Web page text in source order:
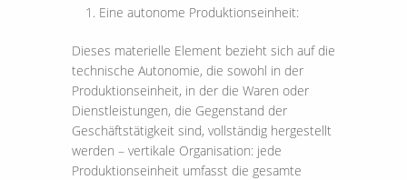
Eine autonome Produktionseinheit:
Dieses materielle Element bezieht sich auf die
technische Autonomie, die sowohl in der
Produktionseinheit, in der die Waren oder
Dienstleistungen, die Gegenstand der
Geschäftstätigkeit sind, vollständig hergestellt
werden – vertikale Organisation: jede
Produktionseinheit umfasst die gesamte